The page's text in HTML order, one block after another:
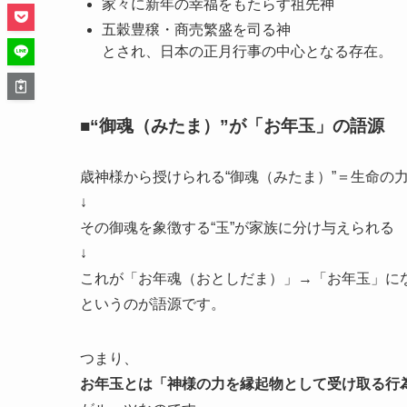
家々に新年の幸福をもたらす祖先神
五穀豊穣・商売繁盛を司る神
とされ、日本の正月行事の中心となる存在。
■“御魂（みたま）”が「お年玉」の語源
歳神様から授けられる“御魂（みたま）”＝生命の力
↓
その御魂を象徴する“玉”が家族に分け与えられる
↓
これが「お年魂（おとしだま）」→「お年玉」に
というのが語源です。
つまり、
お年玉とは「神様の力を縁起物として受け取る行